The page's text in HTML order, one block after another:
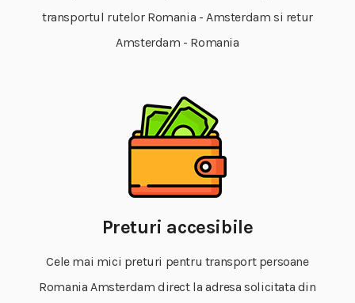
transportul rutelor Romania - Amsterdam si retur
Amsterdam - Romania
Preturi accesibile
Cele mai mici preturi pentru transport persoane
Romania Amsterdam direct la adresa solicitata din